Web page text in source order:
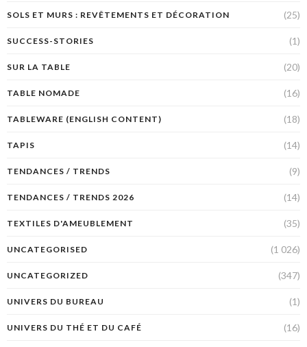
SOLS ET MURS : REVÊTEMENTS ET DÉCORATION (25)
SUCCESS-STORIES (1)
SUR LA TABLE (20)
TABLE NOMADE (16)
TABLEWARE (ENGLISH CONTENT) (18)
TAPIS (14)
TENDANCES / TRENDS (9)
TENDANCES / TRENDS 2026 (14)
TEXTILES D'AMEUBLEMENT (35)
UNCATEGORISED (1 026)
UNCATEGORIZED (347)
UNIVERS DU BUREAU (1)
UNIVERS DU THÉ ET DU CAFÉ (16)